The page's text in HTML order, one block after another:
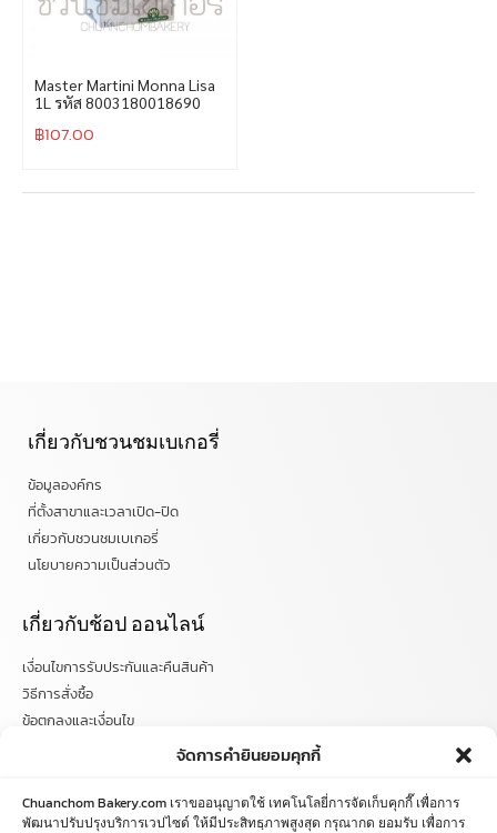
จัดการคำยินยอมคุกกี้
Chuanchom Bakery.com เราขออนุญาตใช้ เทคโนโลยี่การจัดเก็บคุกกี๊ เพื่อการ
พัฒนาปรับปรุงบริการเวปไซด์ ให้มีประสิทธฺภาพสูงสุด กรุณากด ยอมรับ เพื่อการ
Master Martini Monna Lisa
1L รหัส 8003180018690
฿107.00
เกี่ยวกับชวนชมเบเกอรี่
ข้อมูลองค์กร
ที่ตั้งสาขาและเวลาเปิด-ปิด
เกี่ยวกับชวนชมเบเกอรี่
นโยบายความเป็นส่วนตัว
เกี่ยวกับช้อป ออนไลน์
เงื่อนไขการรับประกันและคืนสินค้า
วิธีการสั่งซื้อ
ข้อตกลงและเงื่อนไข
ติดตามข่าวสารได้ที่